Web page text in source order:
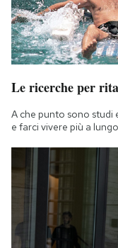
Le ricerche per
A che punto sono studi
e farci vivere più a